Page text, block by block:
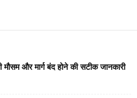
मौसम और मार्ग बंद होने की सटीक जानकारी